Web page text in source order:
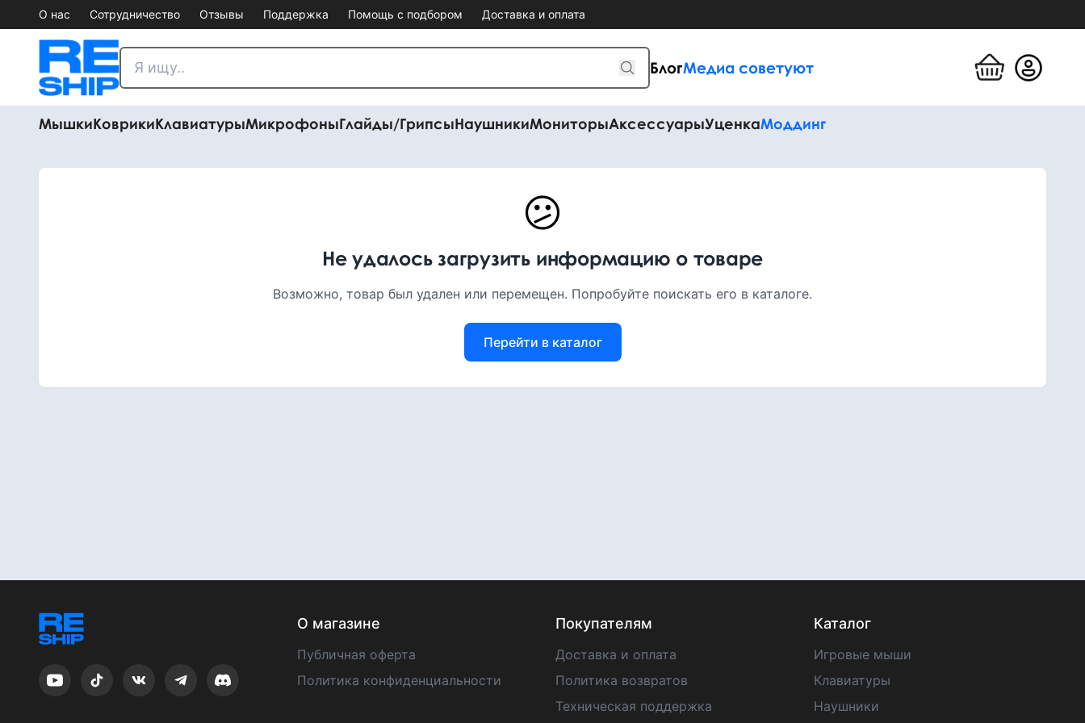
О нас Сотрудничество Отзывы Поддержка Помощь с подбором Доставка и оплата
БлогМедиа советуют
МышкиКоврикиКлавиатурыМикрофоныГлайды/ГрипсыНаушникиМониторыАксессуарыУценкаМоддинг
😕
Не удалось загрузить информацию о товаре
Возможно, товар был удален или перемещен. Попробуйте поискать его в каталоге.
Перейти в каталог
О магазине
Публичная оферта
Политика конфиденциальности
Покупателям
Доставка и оплата
Политика возвратов
Техническая поддержка
Каталог
Игровые мыши
Клавиатуры
Наушники